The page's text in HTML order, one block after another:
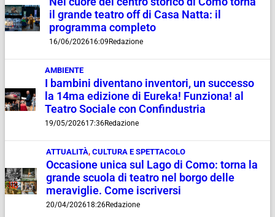
il grande teatro off di Casa Natta: il
programma completo
16/06/202616:09Redazione
AMBIENTE
I bambini diventano inventori, un successo
la 14ma edizione di Eureka! Funziona! al
Teatro Sociale con Confindustria
19/05/202617:36Redazione
ATTUALITÀ,CULTURA E SPETTACOLO
Occasione unica sul Lago di Como: torna la
grande scuola di teatro nel borgo delle
meraviglie. Come iscriversi
20/04/202618:26Redazione